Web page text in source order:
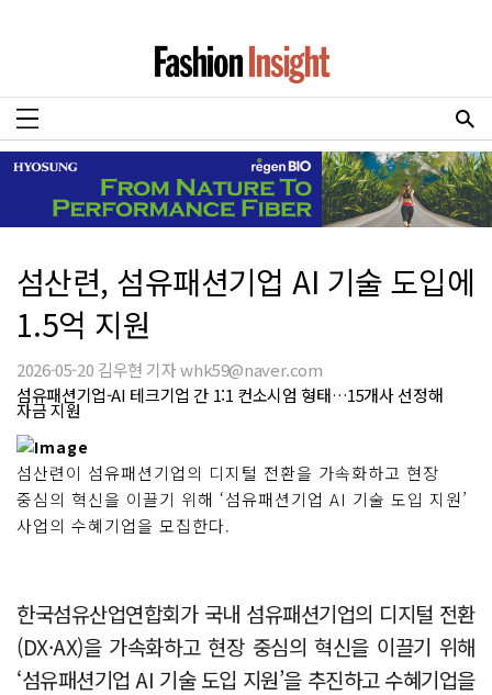
섬산련, 섬유패션기업 AI 기술 도입에
1.5억 지원
2026-05-20 김우현 기자 whk59@naver.com
섬유패션기업-AI 테크기업 간 1:1 컨소시엄 형태…15개사 선정해
자금 지원
섬산련이 섬유패션기업의 디지털 전환을 가속화하고 현장
중심의 혁신을 이끌기 위해 ‘섬유패션기업 AI 기술 도입 지원’
사업의 수혜기업을 모집한다.
한국섬유산업연합회가 국내 섬유패션기업의 디지털 전환
(DX·AX)을 가속화하고 현장 중심의 혁신을 이끌기 위해
‘섬유패션기업 AI 기술 도입 지원’을 추진하고 수혜기업을